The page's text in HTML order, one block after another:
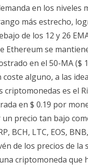
en los niveles
más estrecho,
de los 12 y 26
Ethereum se
en el 50-MA ($
coste alguno, a las
es el
en $ 0.19 por
precio tan bajo
BCH, LTC, EOS,
de los precios de
criptomoneda que